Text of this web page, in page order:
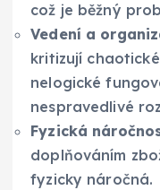
což je běžný
Vedení a
kritizují
nelogické
nespravedlivé
Fyzická
doplňováním
fyzicky náročná.